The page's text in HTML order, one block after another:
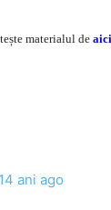
materialul de aici
14 ani ago